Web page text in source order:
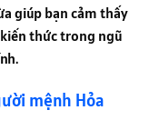
giúp bạn cảm thấy
​​thức trong ngũ
mệnh Hỏa